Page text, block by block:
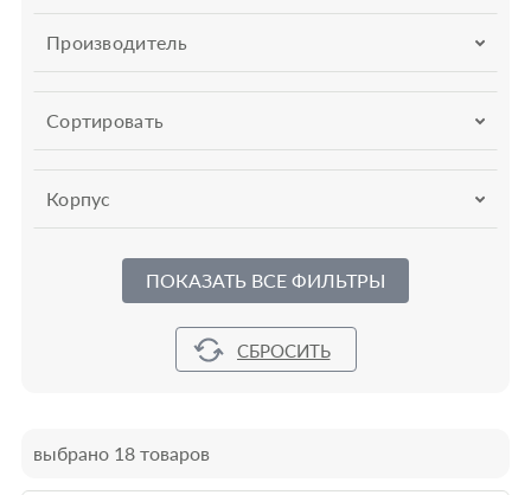
Сортировать
Производитель
Корпус
ПОКАЗАТЬ ВСЕ ФИЛЬТРЫ
выбрано 18 товаров